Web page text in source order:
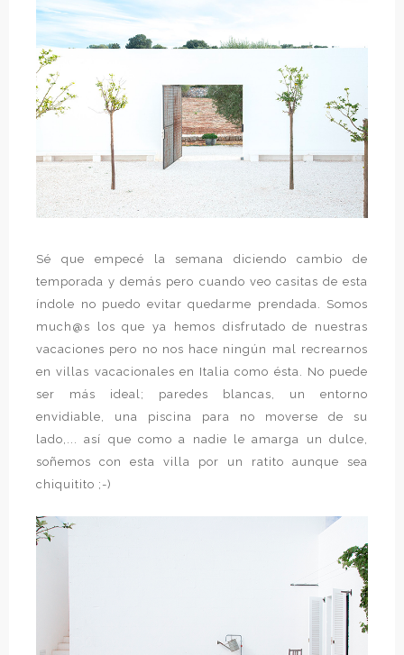
Sé que empecé la semana diciendo cambio de
temporada y demás pero cuando veo casitas de esta
índole no puedo evitar quedarme prendada. Somos
much@s los que ya hemos disfrutado de nuestras
vacaciones pero no nos hace ningún mal recrearnos
en villas vacacionales en Italia como ésta. No puede
ser más ideal; paredes blancas, un entorno
envidiable, una piscina para no moverse de su
lado,... así que como a nadie le amarga un dulce,
soñemos con esta villa por un ratito aunque sea
chiquitito ;-)